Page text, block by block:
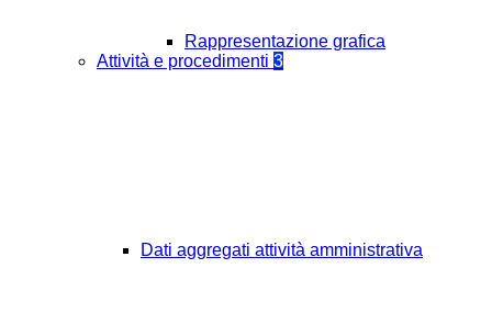
Rappresentazione grafica
Attività e procedimenti 3
Dati aggregati attività amministrativa